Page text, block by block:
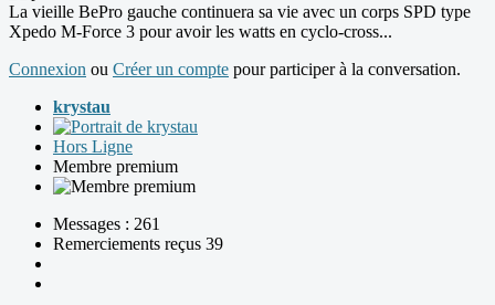
La vieille BePro gauche continuera sa vie avec un corps SPD type
Xpedo M-Force 3 pour avoir les watts en cyclo-cross...
Connexion ou Créer un compte pour participer à la conversation.
krystau
Hors Ligne
Membre premium
Messages : 261
Remerciements reçus 39